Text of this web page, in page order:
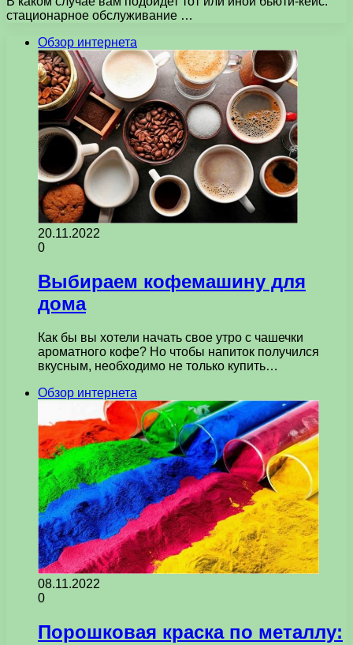
стационарное обслуживание …
Обзор интернета
20.11.2022
0
Выбираем кофемашину для
дома
Как бы вы хотели начать свое утро с чашечки
ароматного кофе? Но чтобы напиток получился
вкусным, необходимо не только купить…
Обзор интернета
08.11.2022
0
Порошковая краска по металлу: